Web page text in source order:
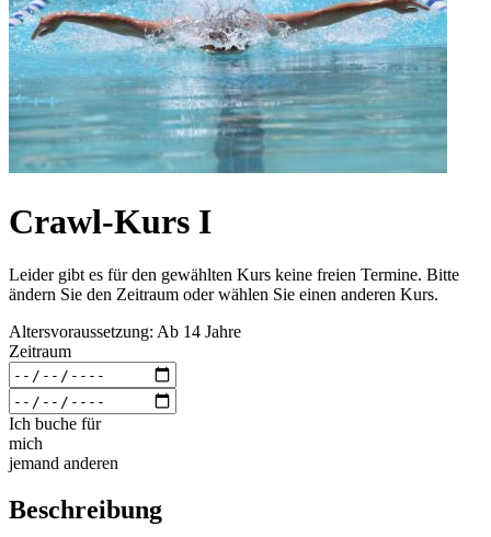
Crawl-Kurs I
Leider gibt es für den gewählten Kurs keine freien Termine. Bitte
ändern Sie den Zeitraum oder wählen Sie einen anderen Kurs.
Altersvoraussetzung: Ab 14 Jahre
Zeitraum
Ich buche für
mich
jemand anderen
Beschreibung